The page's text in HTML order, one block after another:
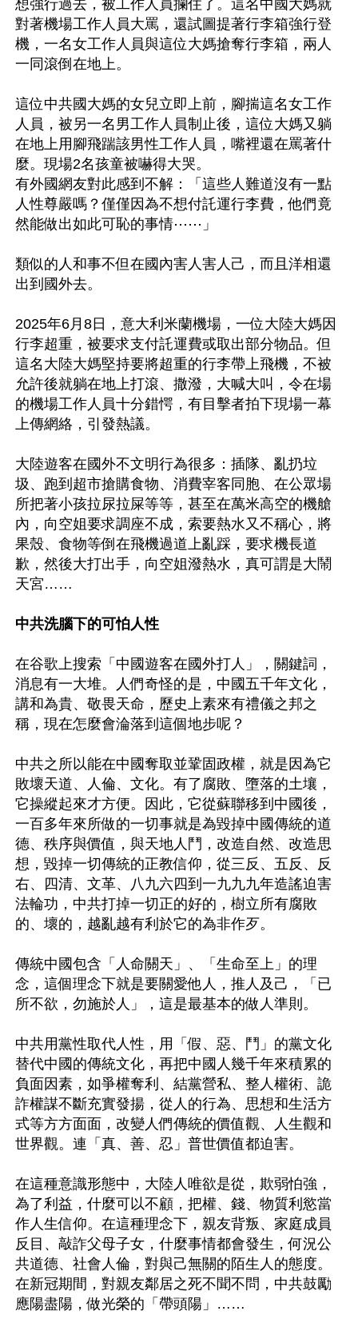
想強行過去，被工作人員攔住了。這名中國大媽就
對著機場工作人員大罵，還試圖提著行李箱強行登
機，一名女工作人員與這位大媽搶奪行李箱，兩人
一同滾倒在地上。
這位中共國大媽的女兒立即上前，腳揣這名女工作
人員，被另一名男工作人員制止後，這位大媽又躺
在地上用腳飛踹該男性工作人員，嘴裡還在罵著什
麼。現場2名孩童被嚇得大哭。
有外國網友對此感到不解：「這些人難道沒有一點
人性尊嚴嗎？僅僅因為不想付託運行李費，他們竟
然能做出如此可恥的事情⋯⋯」
類似的人和事不但在國內害人害人己，而且洋相還
出到國外去。
2025年6月8日，意大利米蘭機場，一位大陸大媽因
行李超重，被要求支付託運費或取出部分物品。但
這名大陸大媽堅持要將超重的行李帶上飛機，不被
允許後就躺在地上打滾、撒潑，大喊大叫，令在場
的機場工作人員十分錯愕，有目擊者拍下現場一幕
上傳網絡，引發熱議。
大陸遊客在國外不文明行為很多：插隊、亂扔垃
圾、跑到超市搶購食物、消費宰客同胞、在公眾場
所把著小孩拉尿拉屎等等，甚至在萬米高空的機艙
內，向空姐要求調座不成，索要熱水又不稱心，將
果殼、食物等倒在飛機過道上亂踩，要求機長道
歉，然後大打出手，向空姐潑熱水，真可謂是大鬧
天宮……
中共洗腦下的可怕人性
在谷歌上搜索「中國遊客在國外打人」，關鍵詞，
消息有一大堆。人們奇怪的是，中國五千年文化，
講和為貴、敬畏天命，歷史上素來有禮儀之邦之
稱，現在怎麼會淪落到這個地步呢？
中共之所以能在中國奪取並鞏固政權，就是因為它
敗壞天道、人倫、文化。有了腐敗、墮落的土壤，
它操縱起來才方便。因此，它從蘇聯移到中國後，
一百多年來所做的一切事就是為毀掉中國傳統的道
德、秩序與價值，與天地人鬥，改造自然、改造思
想，毀掉一切傳統的正教信仰，從三反、五反、反
右、四清、文革、八九六四到一九九九年造謠迫害
法輪功，中共打掉一切正的好的，樹立所有腐敗
的、壞的，越亂越有利於它的為非作歹。
傳統中國包含「人命關天」、「生命至上」的理
念，這個理念下就是要關愛他人，推人及己，「已
所不欲，勿施於人」，這是最基本的做人準則。
中共用黨性取代人性，用「假、惡、鬥」的黨文化
替代中國的傳統文化，再把中國人幾千年來積累的
負面因素，如爭權奪利、結黨營私、整人權術、詭
詐權謀不斷充實發揚，從人的行為、思想和生活方
式等方方面面，改變人們傳統的價值觀、人生觀和
世界觀。連「真、善、忍」普世價值都迫害。
在這種意識形態中，大陸人唯欲是從，欺弱怕強，
為了利益，什麼可以不顧，把權、錢、物質利慾當
作人生信仰。在這種理念下，親友背叛、家庭成員
反目、敲詐父母子女，什麼事情都會發生，何況公
共道德、社會人倫，對與己無關的陌生人的態度。
在新冠期間，對親友鄰居之死不聞不問，中共鼓勵
應陽盡陽，做光榮的「帶頭陽」……